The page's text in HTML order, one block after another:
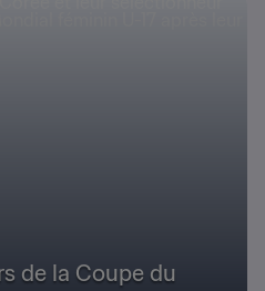
de la Coupe du